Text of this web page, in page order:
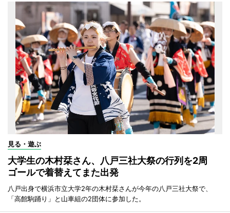
見る・遊ぶ
大学生の木村栞さん、八戸三社大祭の行列を2周
ゴールで着替えてまた出発
八戸出身で横浜市立大学2年の木村栞さんが今年の八戸三社大祭で、
「高館駒踊り」と山車組の2団体に参加した。